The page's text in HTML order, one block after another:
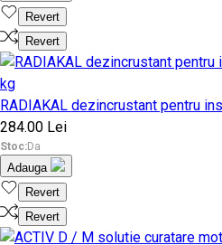
Revert
Revert
RADIAKAL dezincrustant pentru
284.00 Lei
Stoc:Da
Adauga
Revert
Revert